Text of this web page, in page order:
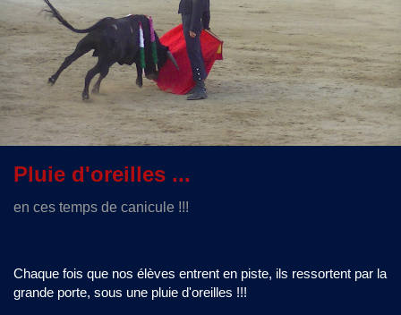
Pluie d'oreilles ...
en ces temps de canicule !!!
Chaque fois que nos élèves entrent en piste, ils ressortent par la
grande porte, sous une pluie d'oreilles !!!